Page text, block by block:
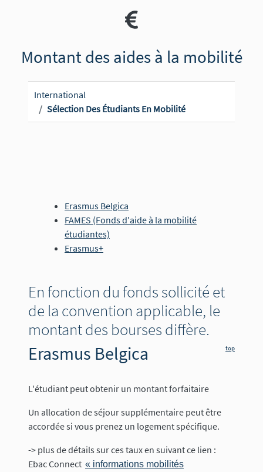
Montant des aides à la mobilité
International
Sélection Des Étudiants En Mobilité
Erasmus Belgica
FAMES (Fonds d'aide à la mobilité
étudiantes)
Erasmus+
En fonction du fonds sollicité et
de la convention applicable, le
montant des bourses diffère.
top
Erasmus Belgica
L'étudiant peut obtenir un montant forfaitaire
Un allocation de séjour supplémentaire peut être
accordée si vous prenez un logement spécifique.
-> plus de détails sur ces taux en suivant ce lien :
Ebac Connect « informations mobilités